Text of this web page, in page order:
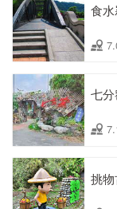
食
七
挑